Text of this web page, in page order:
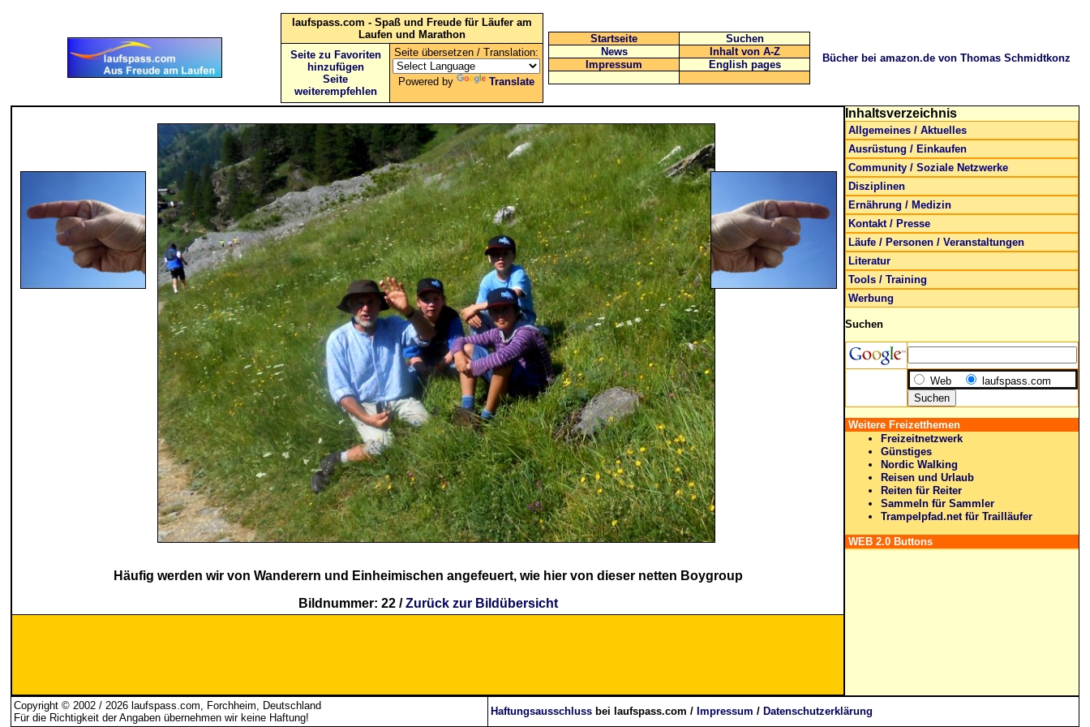
laufspass.com - Spaß und Freude für Läufer am
Laufen und Marathon
Seite zu Favoriten
hinzufügen
Seite
weiterempfehlen
Seite übersetzen / Translation:
Powered by Translate
Startseite
Suchen
News
Inhalt von A-Z
Impressum
English pages
Bücher bei amazon.de von Thomas Schmidtkonz
Häufig werden wir von Wanderern und Einheimischen angefeuert, wie hier von dieser netten Boygroup
Bildnummer: 22 /Zurück zur Bildübersicht
Inhaltsverzeichnis
Allgemeines / Aktuelles
Ausrüstung / Einkaufen
Community / Soziale Netzwerke
Disziplinen
Ernährung / Medizin
Kontakt / Presse
Läufe / Personen / Veranstaltungen
Literatur
Tools / Training
Werbung
Suchen
Web laufspass.com
Weitere Freizetthemen
Freizeitnetzwerk
Günstiges
Nordic Walking
Reisen und Urlaub
Reiten für Reiter
Sammeln für Sammler
Trampelpfad.net für Trailläufer
WEB 2.0 Buttons
Copyright © 2002 / 2026 laufspass.com, Forchheim, Deutschland
Für die Richtigkeit der Angaben übernehmen wir keine Haftung!
Haftungsausschluss bei laufspass.com / Impressum / Datenschutzerklärung